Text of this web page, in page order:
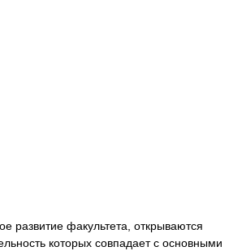
развитие факультета, открываются
которых совпадает с основными